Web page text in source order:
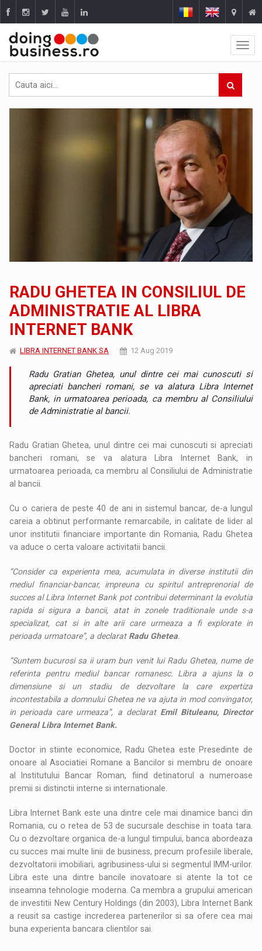
RADU GHETEA IN CONSILIUL DE
ADMINISTRATIE AL LIBRA
INTERNET BANK
LIBRA INTERNET BANK SA 12 Aug 2019
Radu Gratian Ghetea, unul dintre cei mai cunoscuti si
apreciati bancheri romani, se va alatura Libra Internet
Bank, in urmatoarea perioada, ca membru al Consiliului
de Administratie al bancii.
Radu Gratian Ghetea, unul dintre cei mai cunoscuti si apreciati
bancheri romani, se va alatura Libra Internet Bank, in
urmatoarea perioada, ca membru al Consiliului de Administratie
al bancii.
Cu o cariera de peste 40 de ani in sistemul bancar, de-a lungul
careia a obtinut performante remarcabile, in calitate de lider al
unor institutii financiare importante din Romania, Radu Ghetea
va aduce o certa valoare activitatii bancii.
“Consider ca experienta mea, acumulata in diverse institutii din
mediul financiar-bancar, impreuna cu spiritul antreprenorial de
succes al Libra Internet Bank pot contribui determinant la evolutia
rapida si sigura a bancii, atat in zonele traditionale unde s-a
specializat, cat si in alte arii care urmeaza a fi explorate in
perioada urmatoare”, a declarat Radu Ghetea.
“Suntem bucurosi sa ii uram bun venit lui Radu Ghetea, nume de
referinta pentru mediul bancar romanesc. Libra a ajuns la o
dimensiune si un stadiu de dezvoltare la care expertiza
incontestabila a domnului Ghetea ne va ajuta in mod convingator,
in perioada care urmeaza”, a declarat Emil Bituleanu, Director
General Libra Internet Bank.
Doctor in stiinte economice, Radu Ghetea este Presedinte de
onoare al Asociatiei Romane a Bancilor si membru de onoare
al Institutului Bancar Roman, fiind detinatorul a numeroase
premii si distinctii interne si internationale.
Libra Internet Bank este una dintre cele mai dinamice banci din
Romania, cu o retea de 53 de sucursale deschise in toata tara.
Cu o dezvoltare organica de-a lungul timpului, banca abordeaza
cu succes mai multe linii de business, precum profesiile liberale,
dezvoltatorii imobiliari, agribusiness-ului si segmentul IMM-urilor.
Libra este una dintre bancile inovatoare si atente la tot ce
inseamna tehnologie moderna. Ca membra a grupului american
de investitii New Century Holdings (din 2003), Libra Internet Bank
a reusit sa castige increderea partenerilor si sa ofere cea mai
buna experienta bancara clientilor sai.